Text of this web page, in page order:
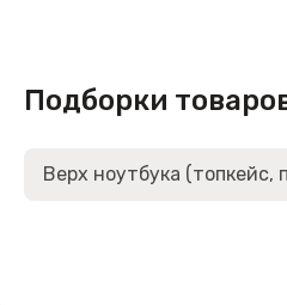
Подборки
Верх ноутбука (топкейс,